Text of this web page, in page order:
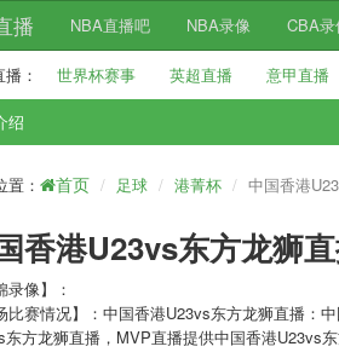
播 NBA直播吧 NBA录像 CBA录
： 世界杯赛事 英超直播 意甲直播
绍
置： 首页 足球 港菁杯 中国香港
香港U23vs东方龙狮
录像】：
比赛情况】：中国香港U23vs东方龙狮直播：
东方龙狮直播，MVP直播提供中国香港U23vs